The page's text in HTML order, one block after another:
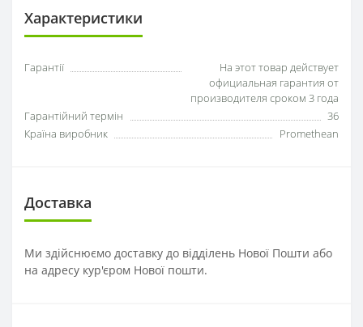
Характеристики
Гарантії
На этот товар действует
официальная гарантия от
производителя сроком 3 года
Гарантійний термін
36
Країна виробник
Promethean
Доставка
Ми здійснюємо доставку до відділень Нової Пошти або
на адресу кур'єром Нової пошти.